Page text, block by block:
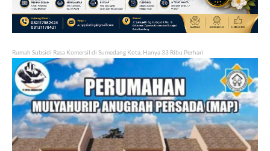
Rumah Subsidi Rasa Komersil di Sumedang Kota, Hanya 33 Ribu Perhari